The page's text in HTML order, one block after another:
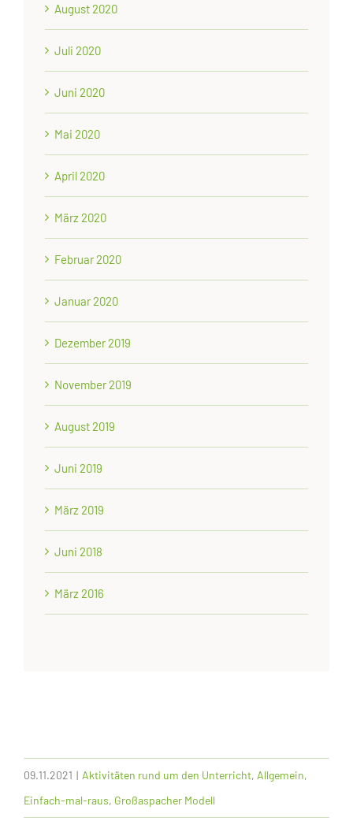
August 2020
Juli 2020
Juni 2020
Mai 2020
April 2020
März 2020
Februar 2020
Januar 2020
Dezember 2019
November 2019
August 2019
Juni 2019
März 2019
Juni 2018
März 2016
09.11.2021 | Aktivitäten rund um den Unterricht, Allgemein,
Einfach-mal-raus, Großaspacher Modell